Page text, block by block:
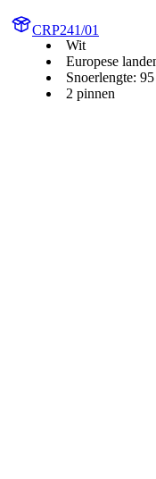
CRP241/01
Wit
Europese
Snoerlengte:
2 pinnen